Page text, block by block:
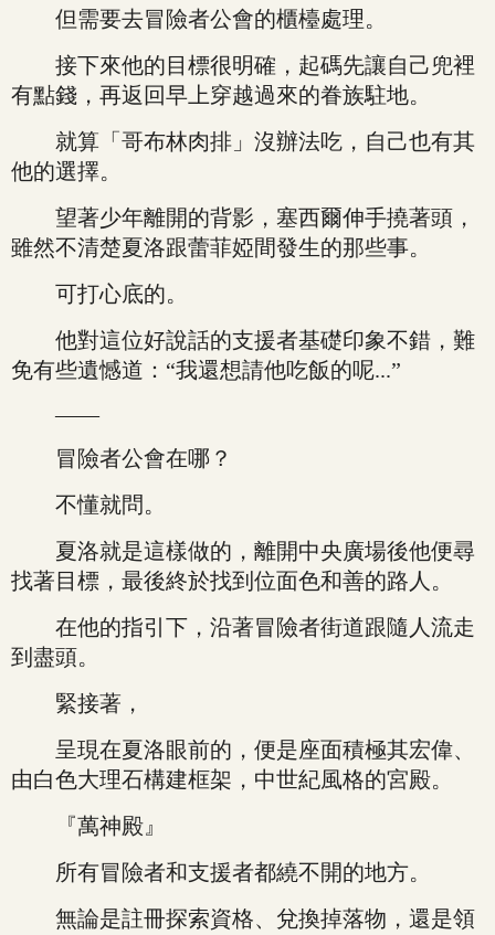
但需要去冒險者公會的櫃檯處理。
接下來他的目標很明確，起碼先讓自己兜裡
有點錢，再返回早上穿越過來的眷族駐地。
就算「哥布林肉排」沒辦法吃，自己也有其
他的選擇。
望著少年離開的背影，塞西爾伸手撓著頭，
雖然不清楚夏洛跟蕾菲婭間發生的那些事。
可打心底的。
他對這位好說話的支援者基礎印象不錯，難
免有些遺憾道：“我還想請他吃飯的呢...”
——
冒險者公會在哪？
不懂就問。
夏洛就是這樣做的，離開中央廣場後他便尋
找著目標，最後終於找到位面色和善的路人。
在他的指引下，沿著冒險者街道跟隨人流走
到盡頭。
緊接著，
呈現在夏洛眼前的，便是座面積極其宏偉、
由白色大理石構建框架，中世紀風格的宮殿。
『萬神殿』
所有冒險者和支援者都繞不開的地方。
無論是註冊探索資格、兌換掉落物，還是領